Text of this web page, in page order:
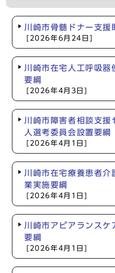
川崎市骨髄ドナー支援
[2026年6月24日]
川崎市在宅人工呼吸器
要綱
[2026年4月3日]
川崎市障害者相談支援
人選考委員会設置要綱
[2026年4月1日]
川崎市在宅療養患者介
業実施要綱
[2026年4月1日]
川崎市アピアランスケ
要綱
[2026年4月1日]